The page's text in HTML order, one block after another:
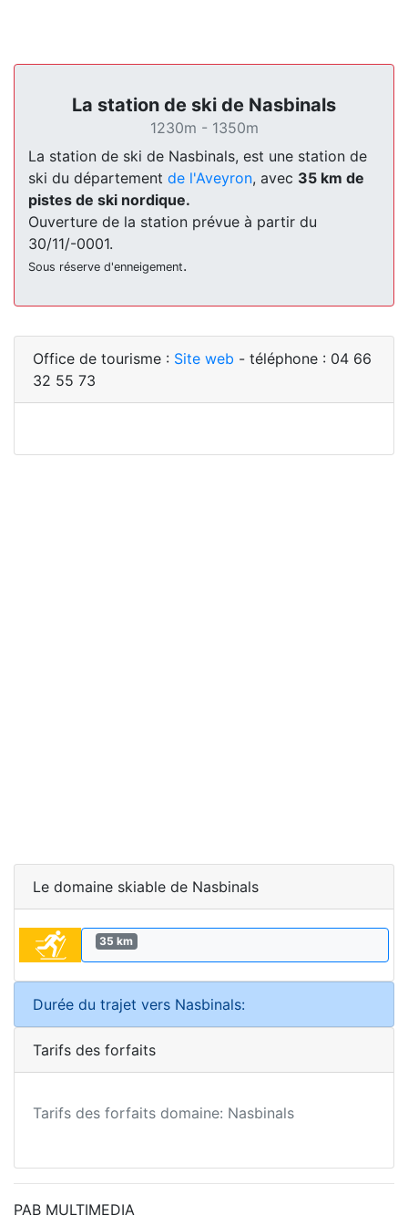
La station de ski de Nasbinals
1230m - 1350m
La station de ski de Nasbinals, est une station de
ski du département de l'Aveyron, avec 35 km de
pistes de ski nordique.
Ouverture de la station prévue à partir du
30/11/-0001.
Sous réserve d'enneigement.
Office de tourisme : Site web - téléphone : 04 66
32 55 73
Le domaine skiable de Nasbinals
35 km
Durée du trajet vers Nasbinals:
Tarifs des forfaits
Tarifs des forfaits domaine: Nasbinals
PAB MULTIMEDIA